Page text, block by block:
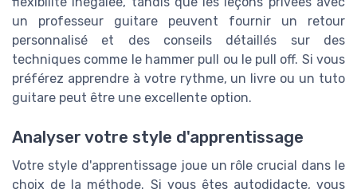
un professeur guitare peuvent fournir un retour
personnalisé et des conseils détaillés sur des
techniques comme le hammer pull ou le pull off. Si vous
préférez apprendre à votre rythme, un livre ou un tuto
guitare peut être une excellente option.
Analyser votre style d'apprentissage
Votre style d'apprentissage joue un rôle crucial dans le
choix de la méthode. Si vous êtes autodidacte, vous